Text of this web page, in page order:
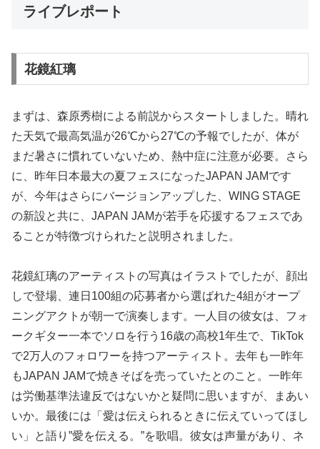
ライブレポート
花鏡紅璃
まずは、森原秀樹による前説からスタートしました。晴れ
た天気で最高気温が26℃から27℃の予報でしたが、体が
まだ暑さに慣れていないため、熱中症に注意が必要。さら
に、昨年日本最大の夏フェスになったJAPAN JAMです
が、今年はさらにバージョンアップした、WING STAGE
の新設と共に、JAPAN JAMが若手を応援するフェスであ
ることが特徴づけられたと説明されました。
花鏡紅璃のアーティストの写真はイラストでしたが、顔出
しで登場、連日100組の応募者から選ばれた4組がオープ
ニングアクトが朝一で演奏します。一人目の彼女は、フォ
ークギター一本でソロを行う16歳の高校1年生で、TikTok
で2万人のフォロワーを持つアーティスト。去年も一昨年
もJAPAN JAMで焼きそばを売っていたとのこと。一昨年
は労働基準法違反ではないかと疑問に思いますが、まあい
いか。最後には「愛は伝えられるときに伝えていってほし
い」と語り”愛を伝える。”を歌唱。彼女は声量があり、ネ